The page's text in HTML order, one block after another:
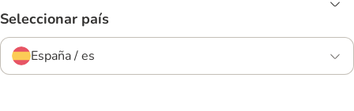
Seleccionar país
España / es